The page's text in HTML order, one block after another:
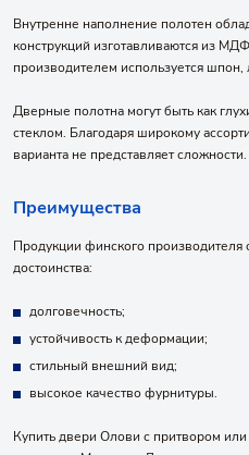
Внутренне наполнение полотен
конструкций изготавливаются из
производителем используется шпон,
Дверные полотна могут быть как
стеклом. Благодаря широкому
варианта не представляет сложности.
Преимущества
Продукции финского
достоинства:
долговечность;
устойчивость к деформации;
стильный внешний вид;
высокое качество фурнитуры.
Купить двери Олови с притвором